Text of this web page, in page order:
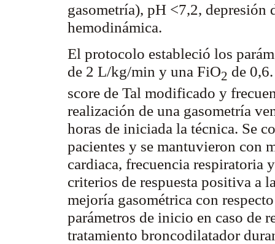
gasometría), pH <7,2, depresión
hemodinámica.
El protocolo estableció los
de 2 L/kg/min y una FiO2 de
score de Tal modificado y
realización de una gasometría
horas de iniciada la técnica. Se
pacientes y se mantuvieron con
cardiaca, frecuencia respiratoria
criterios de respuesta positiva a
mejoría gasométrica con
parámetros de inicio en caso de
tratamiento broncodilatador